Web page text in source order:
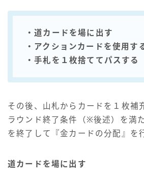
・道カードを場に出す
・アクションカードを使用す
・手札を１枚捨ててパスする
その後、山札からカードを１枚補
ラウンド終了条件（※後述）を満
を終了して『金カードの分配』を
道カードを場に出す